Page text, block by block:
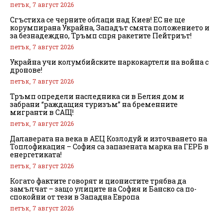
петък, 7 август 2026
Сгъстиха се черните облаци над Киев! ЕС не ще
корумпирана Украйна, Западът смята положението и
за безнадеждно, Тръмп спря ракетите Пейтриът!
петък, 7 август 2026
Украйна учи колумбийските наркокартели на война с
дронове!
петък, 7 август 2026
Тръмп определи наследника си в Белия дом и
забрани “раждащия туризъм” на бременните
мигранти в САЩ!
петък, 7 август 2026
Далаверата на века в АЕЦ Козлодуй и източването на
Топлофикация – София са запазената марка на ГЕРБ в
енергетиката!
петък, 7 август 2026
Когато фактите говорят и ционистите трябва да
замълчат – защо улиците на София и Банско са по-
спокойни от тези в Западна Европа
петък, 7 август 2026